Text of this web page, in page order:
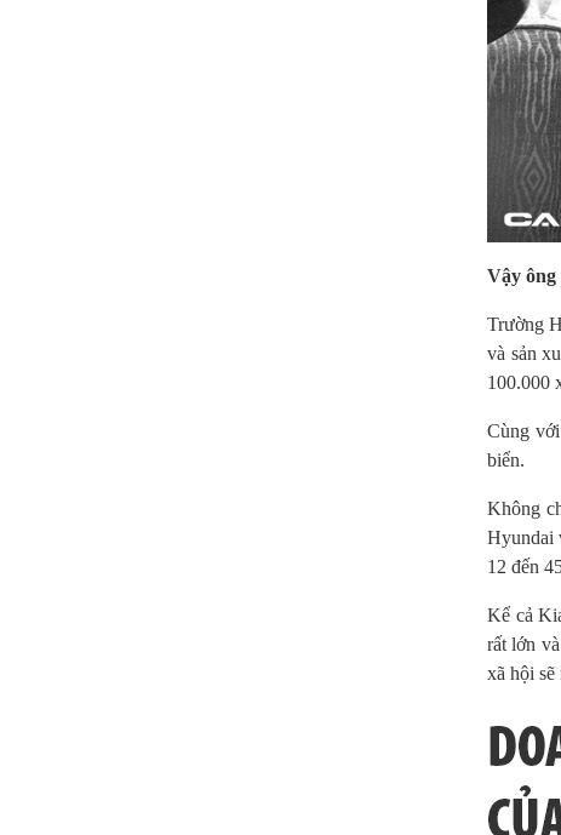
Vậy ông
Trường
và sản
100.000
Cùng
biển.
Không
Hyundai
12 đến
Kể cả
rất lớn
xã hội